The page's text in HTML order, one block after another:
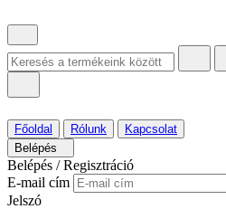
Főoldal Rólunk
Kapcsolat
Belépés
Belépés / Regisztráció
E-mail cím
Jelszó